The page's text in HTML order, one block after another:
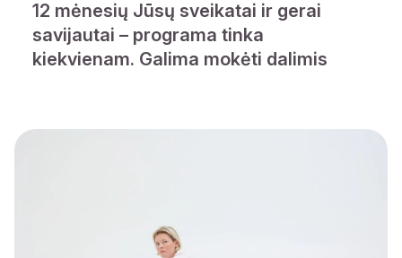
12 mėnesių Jūsų sveikatai ir gerai
savijautai – programa tinka
kiekvienam. Galima mokėti dalimis